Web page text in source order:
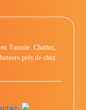
Tunisie: Chattez,
prés de chez